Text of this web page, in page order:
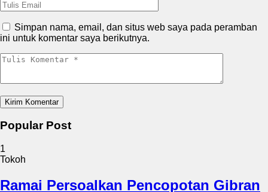
Simpan nama, email, dan situs web saya pada peramban
ini untuk komentar saya berikutnya.
Popular Post
1
Tokoh
Ramai Persoalkan Pencopotan Gibran